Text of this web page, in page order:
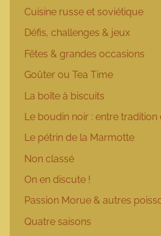
Cuisine russe et soviétique
Défis, challenges & jeux
Fêtes & grandes occasions
Goûter ou Tea Time
La boîte à biscuits
Le boudin noir : entre
Le pétrin de la Marmotte
Non classé
On en discute !
Passion Morue & autres
Quatre saisons